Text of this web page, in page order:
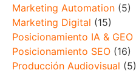
Marketing Automation (5)
Marketing Digital (15)
Posicionamiento IA & GEO
Posicionamiento SEO (16)
Producción Audiovisual (5)